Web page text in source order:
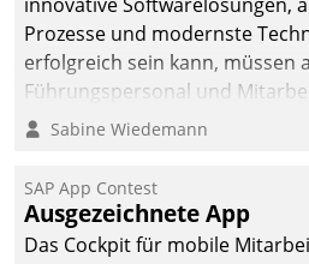
Prozesse und modernste
erfolgreich sein kann, müssen
Führungspersonal und
verändern und anzupassen,
Sabine Wiedemann
SAP App Contest
Ausgezeichnete App
Das Cockpit für mobile